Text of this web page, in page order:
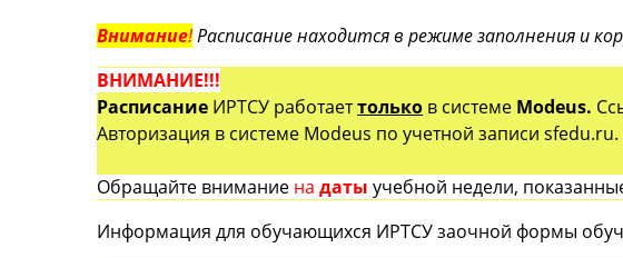
Внимание!Расписание находится в режиме заполнения и
ВНИМАНИЕ!!!
Расписание ИРТСУ работаеттолько в системе Modeus.
Авторизация в системе Modeus по учетной записи sfedu.ru.
Обращайте внимание на даты учебной недели,
Информация для обучающихся ИРТСУ заочной формы